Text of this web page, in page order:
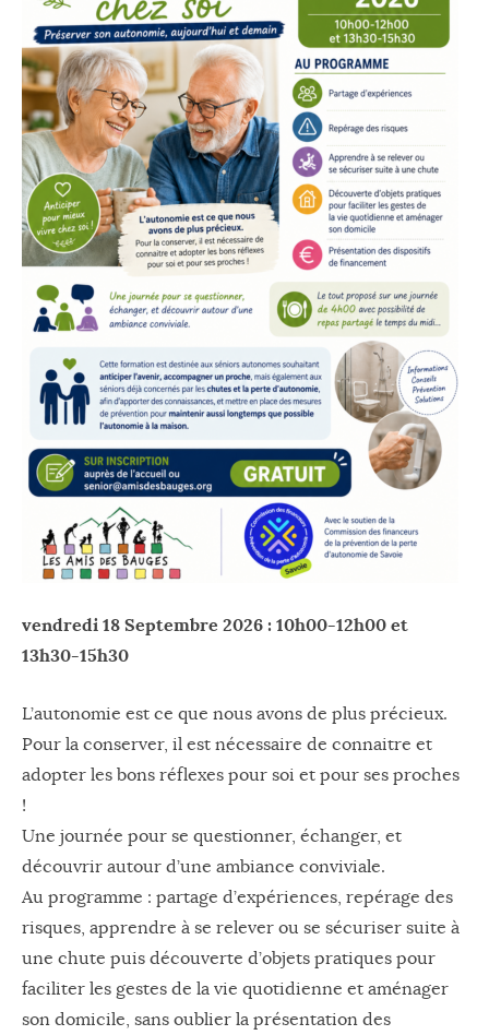
vendredi 18 Septembre 2026 : 10h00-12h00 et
13h30-15h30
L’autonomie est ce que nous avons de plus précieux.
Pour la conserver, il est nécessaire de connaitre et
adopter les bons réflexes pour soi et pour ses proches
!
Une journée pour se questionner, échanger, et
découvrir autour d’une ambiance conviviale.
Au programme : partage d’expériences, repérage des
risques, apprendre à se relever ou se sécuriser suite à
une chute puis découverte d’objets pratiques pour
faciliter les gestes de la vie quotidienne et aménager
son domicile, sans oublier la présentation des